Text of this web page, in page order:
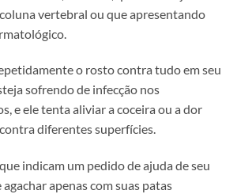
vertebral ou que apresentando
o rosto contra tudo em seu
sofrendo de infecção nos
e ele tenta aliviar a coceira ou a dor
diferentes superfícies.
indicam um pedido de ajuda de seu
apenas com suas patas